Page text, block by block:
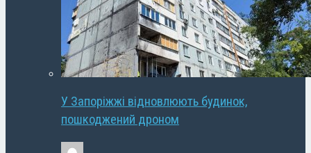
У Запоріжжі відновлюють будинок,
пошкоджений дроном